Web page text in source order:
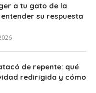
a tu gato de la
su respuesta
de repente: qué
redirigida y cómo